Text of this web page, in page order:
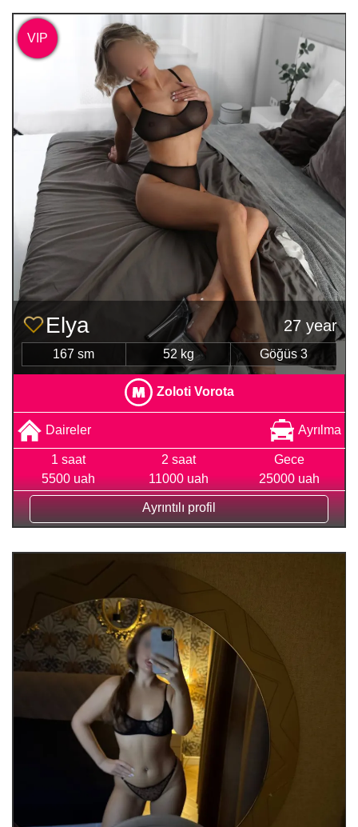
Elya 27 year
167 sm 52 kg Göğüs 3
Zoloti Vorota
Daireler Ayrılma
1 saat
5500 uah
2 saat
11000 uah
Gece
25000 uah
Ayrıntılı profil
VIP